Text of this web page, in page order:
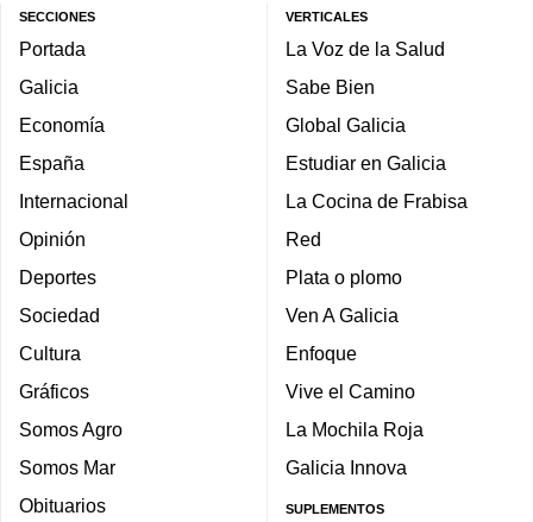
SECCIONES
Portada
Galicia
Economía
España
Internacional
Opinión
Deportes
Sociedad
Cultura
Gráficos
Somos Agro
Somos Mar
Obituarios
VERTICALES
La Voz de la Salud
Sabe Bien
Global Galicia
Estudiar en Galicia
La Cocina de Frabisa
Red
Plata o plomo
Ven A Galicia
Enfoque
Vive el Camino
La Mochila Roja
Galicia Innova
SUPLEMENTOS